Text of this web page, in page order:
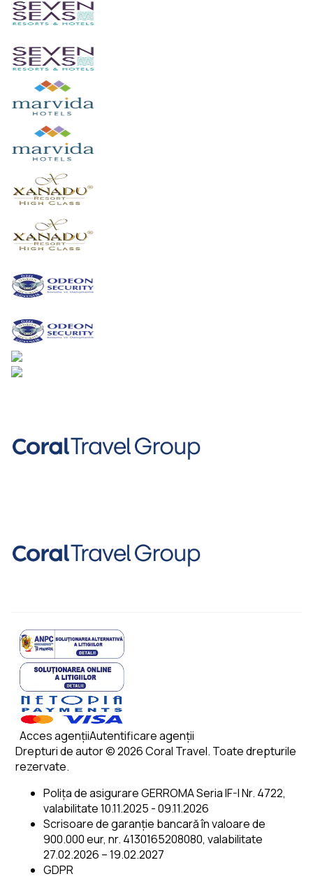
Acces agențiiAutentificare agenții
Drepturi de autor © 2026 Coral Travel. Toate drepturile
rezervate.
Polița de asigurare GERROMA Seria IF-I Nr. 4722,
valabilitate 10.11.2025 - 09.11.2026
Scrisoare de garanție bancară în valoare de
900.000 eur, nr. 4130165208080, valabilitate
27.02.2026 – 19.02.2027
GDPR